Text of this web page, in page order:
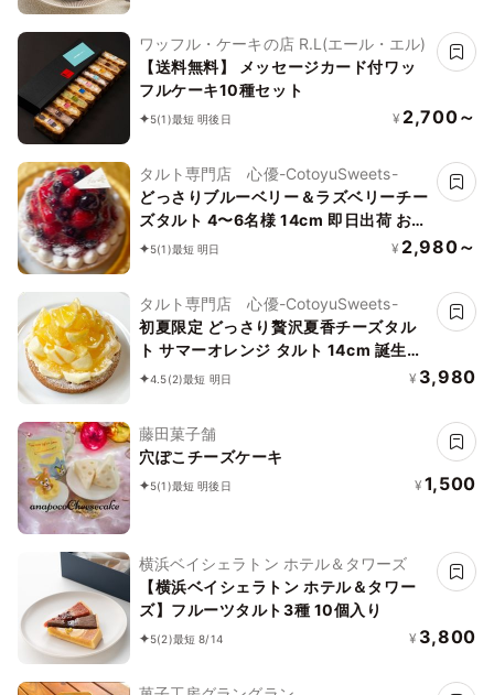
ワッフル・ケーキの店 R.L(エール・エル)
【送料無料】 メッセージカード付ワッ
フルケーキ10種セット
5(1)最短 明後日 ¥ 2,700～
タルト専門店 心優-CotoyuSweets-
どっさりブルーベリー＆ラズベリーチー
ズタルト 4〜6名様 14cm 即日出荷 お届
け指定可 お取り寄せ 誕生日ケーキ タル
5(1)最短 明日 ¥ 2,980～
タルト専門店 心優-CotoyuSweets-
初夏限定 どっさり贅沢夏香チーズタル
ト サマーオレンジ タルト 14cm 誕生日
ケーキ 即日出荷 お届け指定可 お取り寄
4.5(2)最短 明日 ¥ 3,980
藤田菓子舗
穴ぽこチーズケーキ
5(1)最短 明後日 ¥ 1,500
横浜ベイシェラトン ホテル＆タワーズ
【横浜ベイシェラトン ホテル＆タワー
ズ】フルーツタルト3種 10個入り
5(2)最短 8/14 ¥ 3,800